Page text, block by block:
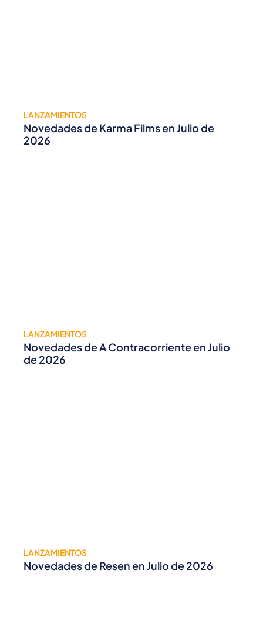
LANZAMIENTOS
Novedades de Karma Films en Julio de
2026
LANZAMIENTOS
Novedades de A Contracorriente en Julio
de 2026
LANZAMIENTOS
Novedades de Resen en Julio de 2026